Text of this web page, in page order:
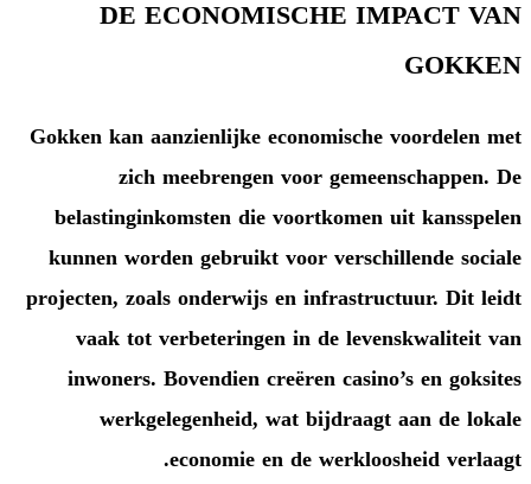
DE
Gokken kan aanzienlijke
zich meebrengen
belastinginkomsten die
kunnen worden gebruikt
projecten, zoals onderwijs en
vaak tot verbeteringen in
inwoners. Bovendien
werkgelegenheid, wat
economie en de